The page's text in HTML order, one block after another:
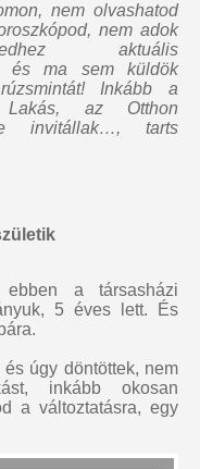
nem olvashatod
nem adok
aktuális
és ma sem küldök
! Inkább a
az Otthon
invitállak…, tarts
a társasházi
5 éves lett. És
úgy döntöttek, nem
inkább okosan
a változtatásra, egy